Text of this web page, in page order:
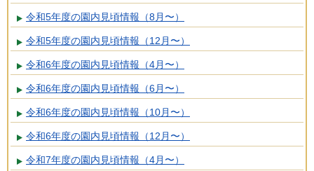
令和5年度の園内見頃情報（8月〜）
令和5年度の園内見頃情報（12月〜）
令和6年度の園内見頃情報（4月〜）
令和6年度の園内見頃情報（6月〜）
令和6年度の園内見頃情報（10月〜）
令和6年度の園内見頃情報（12月〜）
令和7年度の園内見頃情報（4月〜）